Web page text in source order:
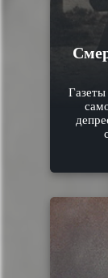
Газеты